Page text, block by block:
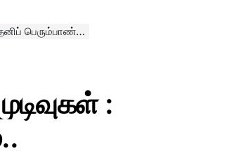
பெரும்பாண்மை..
: